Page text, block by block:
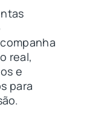
real,
e
para